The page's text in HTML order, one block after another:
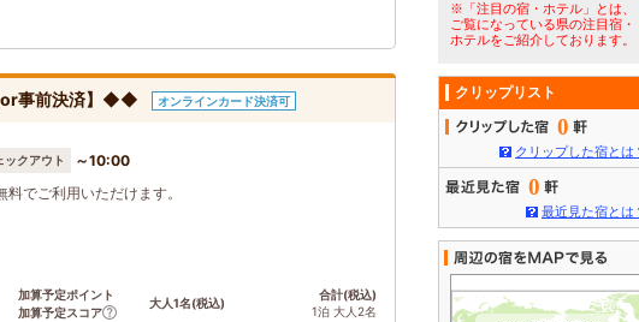
or事前決済】◆◆ オンラインカード決済可
ックアウト
～10:00
でご利用いただけます。
加算予定ポイント
加算予定スコア
大人1名(税込)
合計(税込)
1泊 大人2名
※「注目の宿・ホテル」とは、
ご覧になっている県の注目宿・
ホテルをご紹介しております。
クリップリスト
0
クリップした宿とは
0
最近見た宿とは